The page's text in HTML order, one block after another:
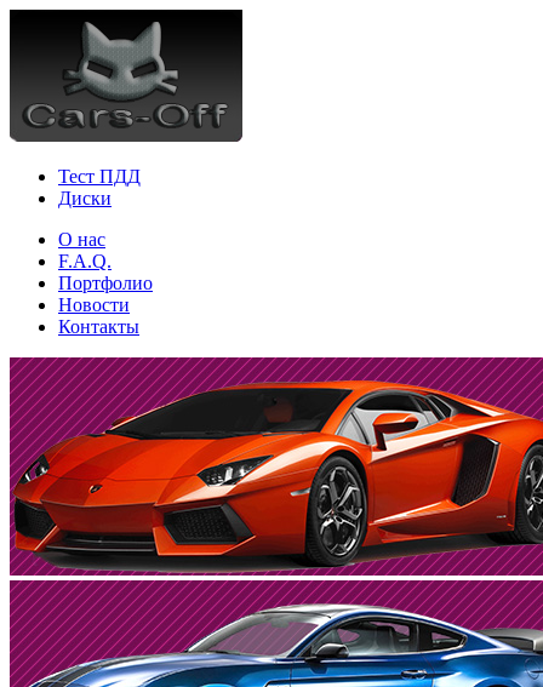
Тест ПДД
Диски
О нас
F.A.Q.
Портфолио
Новости
Контакты